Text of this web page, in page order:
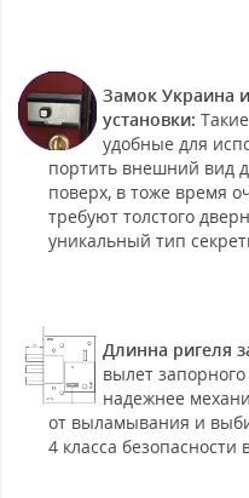
Замок Украина
установки:
удобные для
портить внешний вид
поверх, в тоже время
требуют толстого
уникальный тип
Длинна ригеля
вылет
надежнее
от выламывания и
4 класса